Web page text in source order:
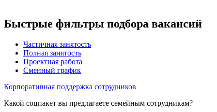
Быстрые фильтры подбора вакансий
Частичная занятость
Полная занятость
Проектная работа
Сменный график
Корпоративная поддержка сотрудников
Какой соцпакет вы предлагаете семейным сотрудникам?